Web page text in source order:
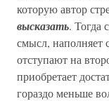
которую автор
высказать. Тогда
смысл, наполняет
отступают на
приобретает
гораздо меньше